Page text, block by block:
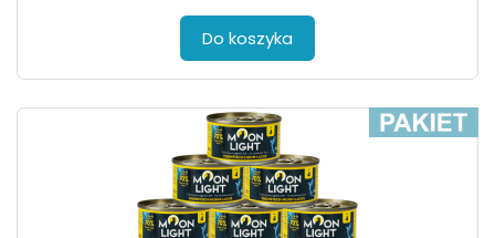
Do koszyka